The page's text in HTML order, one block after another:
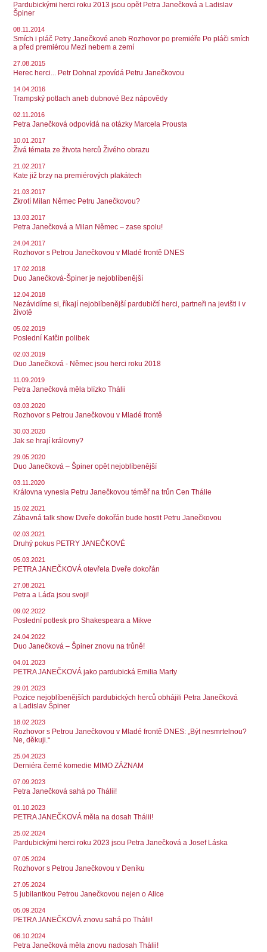
Pardubickými herci roku 2013 jsou opět Petra Janečková a Ladislav
Špiner
08.11.2014
Smích i pláč Petry Janečkové aneb Rozhovor po premiéře Po pláči smích
a před premiérou Mezi nebem a zemí
27.08.2015
Herec herci... Petr Dohnal zpovídá Petru Janečkovou
14.04.2016
Trampský potlach aneb dubnové Bez nápovědy
02.11.2016
Petra Janečková odpovídá na otázky Marcela Prousta
10.01.2017
Živá témata ze života herců Živého obrazu
21.02.2017
Kate již brzy na premiérových plakátech
21.03.2017
Zkrotí Milan Němec Petru Janečkovou?
13.03.2017
Petra Janečková a Milan Němec – zase spolu!
24.04.2017
Rozhovor s Petrou Janečkovou v Mladé frontě DNES
17.02.2018
Duo Janečková-Špiner je nejoblíbenější
12.04.2018
Nezávidíme si, říkají nejoblíbenější pardubičtí herci, partneři na jevišti i v
životě
05.02.2019
Poslední Katčin polibek
02.03.2019
Duo Janečková - Němec jsou herci roku 2018
11.09.2019
Petra Janečková měla blízko Thálii
03.03.2020
Rozhovor s Petrou Janečkovou v Mladé frontě
30.03.2020
Jak se hrají královny?
29.05.2020
Duo Janečková – Špiner opět nejoblíbenější
03.11.2020
Královna vynesla Petru Janečkovou téměř na trůn Cen Thálie
15.02.2021
Zábavná talk show Dveře dokořán bude hostit Petru Janečkovou
02.03.2021
Druhý pokus PETRY JANEČKOVÉ
05.03.2021
PETRA JANEČKOVÁ otevřela Dveře dokořán
27.08.2021
Petra a Láďa jsou svoji!
09.02.2022
Poslední potlesk pro Shakespeara a Mikve
24.04.2022
Duo Janečková – Špiner znovu na trůně!
04.01.2023
PETRA JANEČKOVÁ jako pardubická Emilia Marty
29.01.2023
Pozice nejoblíbenějších pardubických herců obhájili Petra Janečková
a Ladislav Špiner
18.02.2023
Rozhovor s Petrou Janečkovou v Mladé frontě DNES: „Být nesmrtelnou?
Ne, děkuji.“
25.04.2023
Derniéra černé komedie MIMO ZÁZNAM
07.09.2023
Petra Janečková sahá po Thálii!
01.10.2023
PETRA JANEČKOVÁ měla na dosah Thálii!
25.02.2024
Pardubickými herci roku 2023 jsou Petra Janečková a Josef Láska
07.05.2024
Rozhovor s Petrou Janečkovou v Deníku
27.05.2024
S jubilantkou Petrou Janečkovou nejen o Alice
05.09.2024
PETRA JANEČKOVÁ znovu sahá po Thálii!
06.10.2024
Petra Janečková měla znovu nadosah Thálii!